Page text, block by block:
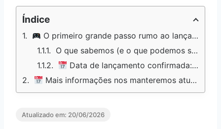
Índice
O primeiro grande passo rumo ao lançamento após anos de espera
O que sabemos (e o que podemos supor) sobre GTA VI
Data de lançamento confirmada: 19 de novembro de 2026
Mais informações nos manteremos atualizados!!
Atualizado em: 20/06/2026